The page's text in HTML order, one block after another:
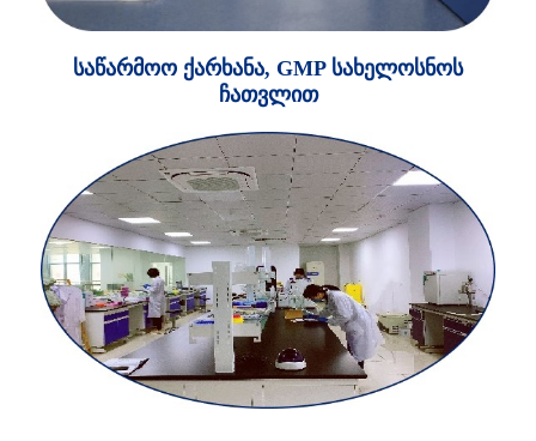
საწარმოო ქარხანა, GMP სახელოსნოს
ჩათვლით